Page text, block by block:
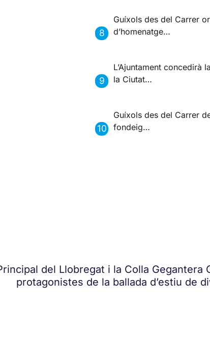
Guíxols des del Carrer
d’homenatge…
L’Ajuntament concedirà
la Ciutat…
Guíxols des del Carrer
fondeig…
del Llobregat i la Colla Gegantera
protagonistes de la ballada d’estiu de